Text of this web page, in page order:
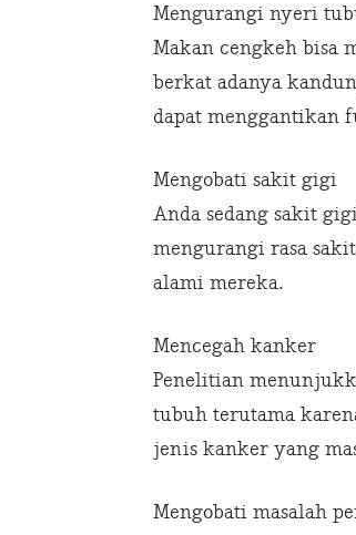
Mengurangi nyeri
Makan cengkeh bisa
berkat adanya
dapat menggantikan
Mengobati sakit gigi
Anda sedang sakit
mengurangi rasa
alami mereka.
Mencegah kanker
Penelitian
tubuh terutama
jenis kanker yang
Mengobati masalah